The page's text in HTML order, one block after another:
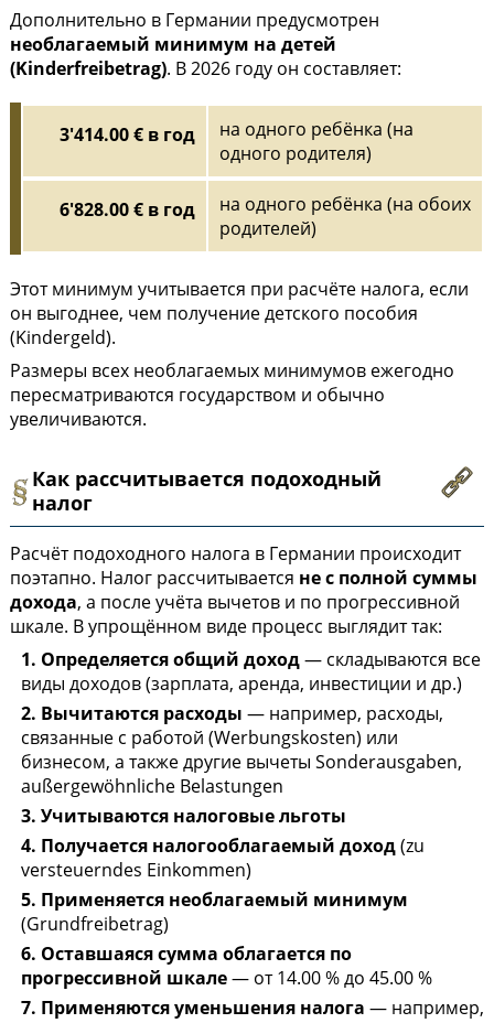
Дополнительно в Германии предусмотрен
необлагаемый минимум на детей
(Kinderfreibetrag). В 2026 году он составляет:
3'414.00 € в год
на одного ребёнка (на
одного родителя)
6'828.00 € в год
на одного ребёнка (на обоих
родителей)
Этот минимум учитывается при расчёте налога, если
он выгоднее, чем получение детского пособия
(Kindergeld).
Размеры всех необлагаемых минимумов ежегодно
пересматриваются государством и обычно
увеличиваются.
Как рассчитывается подоходный
налог
Расчёт подоходного налога в Германии происходит
поэтапно. Налог рассчитывается не с полной суммы
дохода, а после учёта вычетов и по прогрессивной
шкале. В упрощённом виде процесс выглядит так:
1. Определяется общий доход— складываются все
виды доходов (зарплата, аренда, инвестиции и др.)
2. Вычитаются расходы — например, расходы,
связанные с работой (Werbungskosten) или
бизнесом, а также другие вычеты Sonderausgaben,
außergewöhnliche Belastungen
3. Учитываются налоговые льготы
4. Получается налогооблагаемый доход(zu
versteuerndes Einkommen)
5. Применяется необлагаемый минимум
(Grundfreibetrag)
6. Оставшаяся сумма облагается по
прогрессивной шкале— от 14.00 % до 45.00 %
7. Применяются уменьшения налога — например,